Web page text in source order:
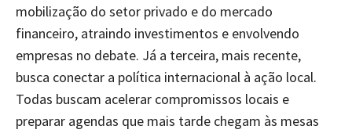
mobilização do setor privado e do mercado
financeiro, atraindo investimentos e envolvendo
empresas no debate. Já a terceira, mais recente,
busca conectar a política internacional à ação local.
Todas buscam acelerar compromissos locais e
preparar agendas que mais tarde chegam às mesas